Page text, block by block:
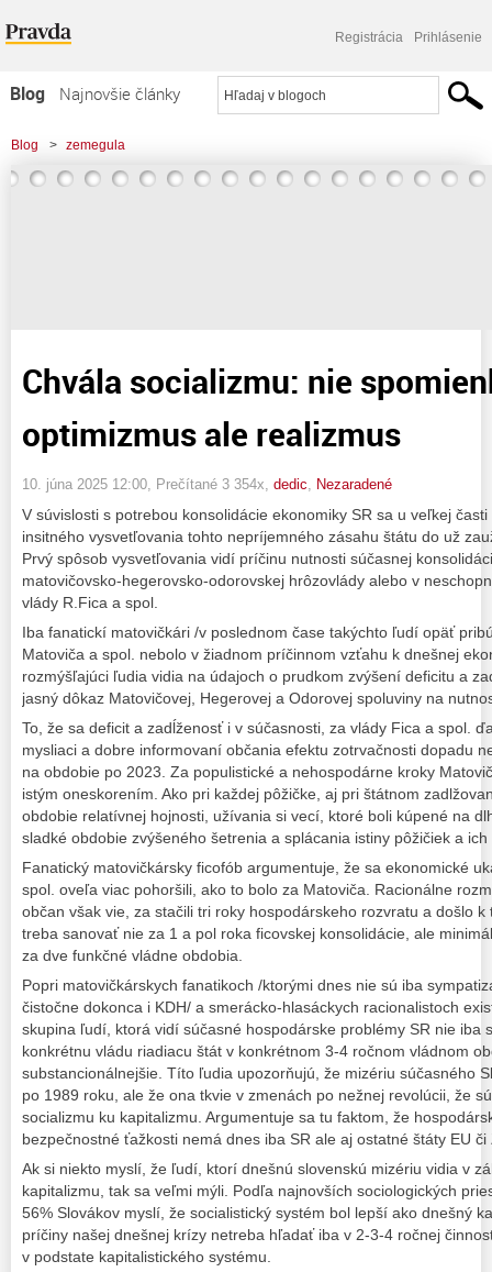
Registrácia Prihlásenie
Blog
Najnovšie články
Najčítanejšie články
Najkomentovanejšie články
Blog > zemegula
> Chvála socializmu: nie spomienkový optimizmus ale realizmus
Chvála socializmu: nie
optimizmus ale realizmus
10. júna 2025 12:00 , Prečítané 3 354x, dedic Nezaradené
V súvislosti s potrebou konsolidácie ekonomiky SR sa u veľkej
insitného vysvetľovania tohto nepríjemného zásahu štátu do už
Prvý spôsob vysvetľovania vidí príčinu nutnosti súčasnej
matovičovsko-hegerovsko-odorovskej hrôzovlády alebo v
vlády R.Fica a spol.
Iba fanatickí matovičkári /v poslednom čase takýchto ľudí opäť
Matoviča a spol. nebolo v žiadnom príčinnom vzťahu k dnešnej
rozmýšľajúci ľudia vidia na údajoch o prudkom zvýšení deficitu a
jasný dôkaz Matovičovej, Hegerovej a Odorovej spoluviny na
To, že sa deficit a zadĺženosť i v súčasnosti, za vlády Fica a spol.
mysliaci a dobre informovaní občania efektu zotrvačnosti dopadu
na obdobie po 2023. Za populistické a nehospodárne kroky
istým oneskorením. Ako pri každej pôžičke, aj pri štátnom
obdobie relatívnej hojnosti, užívania si vecí, ktoré boli kúpené na
sladké obdobie zvýšeného šetrenia a splácania istiny pôžičiek a ich
Fanatický matovičkársky ficofób argumentuje, že sa ekonomické
spol. oveľa viac pohoršili, ako to bolo za Matoviča. Racionálne
občan však vie, za stačili tri roky hospodárskeho rozvratu a došlo
treba sanovať nie za 1 a pol roka ficovskej konsolidácie, ale
za dve funkčné vládne obdobia.
Popri matovičkárskych fanatikoch /ktorými dnes nie sú iba
čistočne dokonca i KDH/ a smerácko-hlasáckych racionalistoch
skupina ľudí, ktorá vidí súčasné hospodárske problémy SR nie iba
konkrétnu vládu riadiacu štát v konkrétnom 3-4 ročnom vládnom
substancionálnejšie. Títo ľudia upozorňujú, že mizériu súčasného
po 1989 roku, ale že ona tkvie v zmenách po nežnej revolúcii, že
socializmu ku kapitalizmu. Argumentuje sa tu faktom, že
bezpečnostné ťažkosti nemá dnes iba SR ale aj ostatné štáty EU
Ak si niekto myslí, že ľudí, ktorí dnešnú slovenskú mizériu vidia v
kapitalizmu, tak sa veľmi mýli. Podľa najnovších sociologických
56% Slovákov myslí, že socialistický systém bol lepší ako dnešný
príčiny našej dnešnej krízy netreba hľadať iba v 2-3-4 ročnej
v podstate kapitalistického systému.